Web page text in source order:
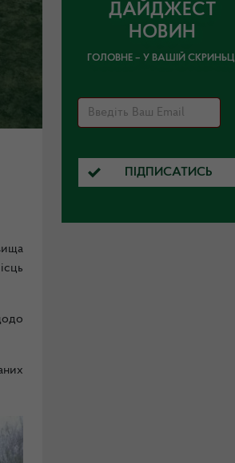
ДАЙДЖЕСТ
НОВИН
ГОЛОВНЕ – У ВАШІЙ СКРИНЬЦІ
ПІДПИСАТИСЬ